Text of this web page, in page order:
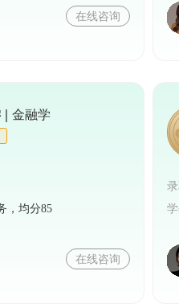
在线咨询
| 金融学
，均分85
在线咨询